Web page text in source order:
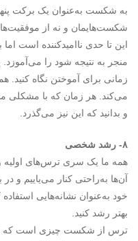
به شکست به‌عنوان یک برکت
شکست‌هایمان و نه از
این تا حدی ناامیدکننده است
منجر به نتیجه شود را
زمانی برای آموختن نگاه
می‌کند. هر زمان که با مشکلی
و بدانید که این نیز می‌گذرد.
۸- رشد شخصی
همه ما یک سری ترس‌های اولیه
آن‌ها به‌راحتی کنار می‌یاییم و
خود به‌عنوان نشانه‌هایی
بهتر رشد کنید.
ترس از شکست چیزی است که